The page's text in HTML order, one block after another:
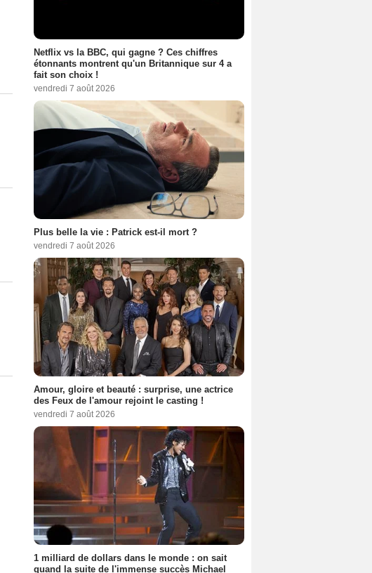
Netflix vs la BBC, qui gagne ? Ces chiffres
étonnants montrent qu'un Britannique sur 4 a
fait son choix !
vendredi 7 août 2026
Plus belle la vie : Patrick est-il mort ?
vendredi 7 août 2026
Amour, gloire et beauté : surprise, une actrice
des Feux de l'amour rejoint le casting !
vendredi 7 août 2026
1 milliard de dollars dans le monde : on sait
quand la suite de l'immense succès Michael